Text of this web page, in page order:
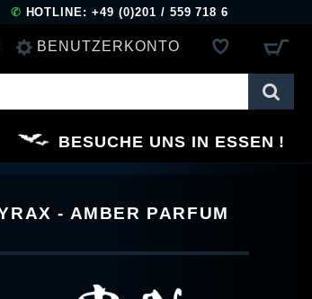
✆ HOTLINE: +49 (0)201 / 559 718 6
BENUTZERKONTO
REGISTRIEREN
BESUCHE UNS IN ESSEN
- AMBER PARFUM